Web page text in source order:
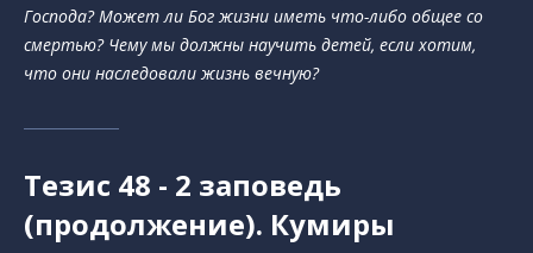
Господа? Может ли Бог жизни иметь что-либо общее со
смертью? Чему мы должны научить детей, если хотим,
что они наследовали жизнь вечную?
Тезис 48 - 2 заповедь
(продолжение). Кумиры